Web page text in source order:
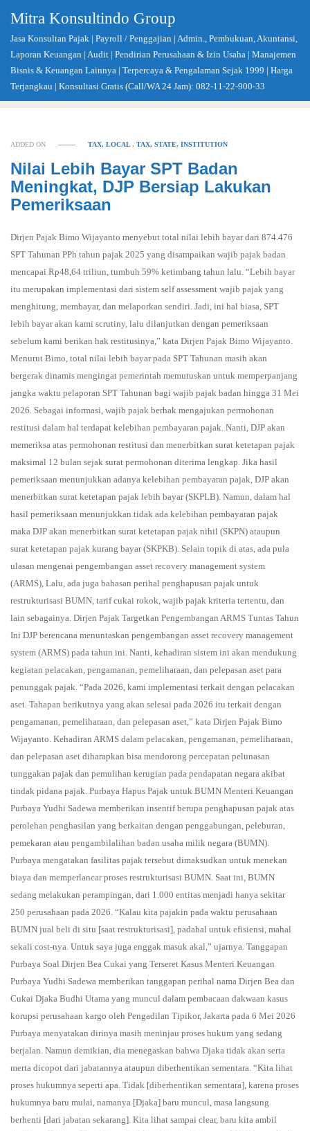
content
Mitra Konsultindo Group
Jasa Konsultan Pajak | Payroll / Penggajian | Admin., Pembukuan, Akuntansi,
Laporan Keuangan | Audit | Pendirian Perusahaan & Izin Usaha | Manajemen
Bisnis & Keuangan Lainnya | Terpercaya & Pengalaman Sejak 1999 | Harga
Terjangkau | Konsultasi Gratis (Call/WA 24 Jam): 082-11-22-900-33
ADDED ON TAX, LOCAL,TAX, STATE, INSTITUTION
Nilai Lebih Bayar SPT Badan
Meningkat, DJP Bersiap Lakukan
Pemeriksaan
Dirjen Pajak Bimo Wijayanto menyebut total nilai lebih bayar dari 874.476
SPT Tahunan PPh tahun pajak 2025 yang disampaikan wajib pajak badan
mencapai Rp48,64 triliun, tumbuh 59% ketimbang tahun lalu. “Lebih bayar
itu merupakan implementasi dari sistem self assessment wajib pajak yang
menghitung, membayar, dan melaporkan sendiri. Jadi, ini hal biasa, SPT
lebih bayar akan kami scrutiny, lalu dilanjutkan dengan pemeriksaan
sebelum kami berikan hak restitusinya,” kata Dirjen Pajak Bimo Wijayanto.
Menurut Bimo, total nilai lebih bayar pada SPT Tahunan masih akan
bergerak dinamis mengingat pemerintah memutuskan untuk memperpanjang
jangka waktu pelaporan SPT Tahunan bagi wajib pajak badan hingga 31 Mei
2026. Sebagai informasi, wajib pajak berhak mengajukan permohonan
restitusi dalam hal terdapat kelebihan pembayaran pajak. Nanti, DJP akan
memeriksa atas permohonan restitusi dan menerbitkan surat ketetapan pajak
maksimal 12 bulan sejak surat permohonan diterima lengkap. Jika hasil
pemeriksaan menunjukkan adanya kelebihan pembayaran pajak, DJP akan
menerbitkan surat ketetapan pajak lebih bayar (SKPLB). Namun, dalam hal
hasil pemeriksaan menunjukkan tidak ada kelebihan pembayaran pajak
maka DJP akan menerbitkan surat ketetapan pajak nihil (SKPN) ataupun
surat ketetapan pajak kurang bayar (SKPKB). Selain topik di atas, ada pula
ulasan mengenai pengembangan asset recovery management system
(ARMS), Lalu, ada juga bahasan perihal penghapusan pajak untuk
restrukturisasi BUMN, tarif cukai rokok, wajib pajak kriteria tertentu, dan
lain sebagainya. Dirjen Pajak Targetkan Pengembangan ARMS Tuntas Tahun
Ini DJP berencana menuntaskan pengembangan asset recovery management
system (ARMS) pada tahun ini. Nanti, kehadiran sistem ini akan mendukung
kegiatan pelacakan, pengamanan, pemeliharaan, dan pelepasan aset para
penunggak pajak. “Pada 2026, kami implementasi terkait dengan pelacakan
aset. Tahapan berikutnya yang akan selesai pada 2026 itu terkait dengan
pengamanan, pemeliharaan, dan pelepasan aset,” kata Dirjen Pajak Bimo
Wijayanto. Kehadiran ARMS dalam pelacakan, pengamanan, pemeliharaan,
dan pelepasan aset diharapkan bisa mendorong percepatan pelunasan
tunggakan pajak dan pemulihan kerugian pada pendapatan negara akibat
tindak pidana pajak. Purbaya Hapus Pajak untuk BUMN Menteri Keuangan
Purbaya Yudhi Sadewa memberikan insentif berupa penghapusan pajak atas
perolehan penghasilan yang berkaitan dengan penggabungan, peleburan,
pemekaran atau pengambilalihan badan usaha milik negara (BUMN).
Purbaya mengatakan fasilitas pajak tersebut dimaksudkan untuk menekan
biaya dan memperlancar proses restrukturisasi BUMN. Saat ini, BUMN
sedang melakukan perampingan, dari 1.000 entitas menjadi hanya sekitar
250 perusahaan pada 2026. “Kalau kita pajakin pada waktu perusahaan
BUMN jual beli di situ [saat restrukturisasi], padahal untuk efisiensi, mahal
sekali cost-nya. Untuk saya juga enggak masuk akal,” ujarnya. Tanggapan
Purbaya Soal Dirjen Bea Cukai yang Terseret Kasus Menteri Keuangan
Purbaya Yudhi Sadewa memberikan tanggapan perihal nama Dirjen Bea dan
Cukai Djaka Budhi Utama yang muncul dalam pembacaan dakwaan kasus
korupsi perusahaan kargo oleh Pengadilan Tipikor, Jakarta pada 6 Mei 2026
Purbaya menyatakan dirinya masih meninjau proses hukum yang sedang
berjalan. Namun demikian, dia menegaskan bahwa Djaka tidak akan serta
merta dicopot dari jabatannya ataupun diberhentikan sementara. “Kita lihat
proses hukumnya seperti apa. Tidak [diberhentikan sementara], karena proses
hukumnya baru mulai, namanya [Djaka] baru muncul, masa langsung
berhenti [dari jabatan sekarang]. Kita lihat sampai clear, baru kita ambil